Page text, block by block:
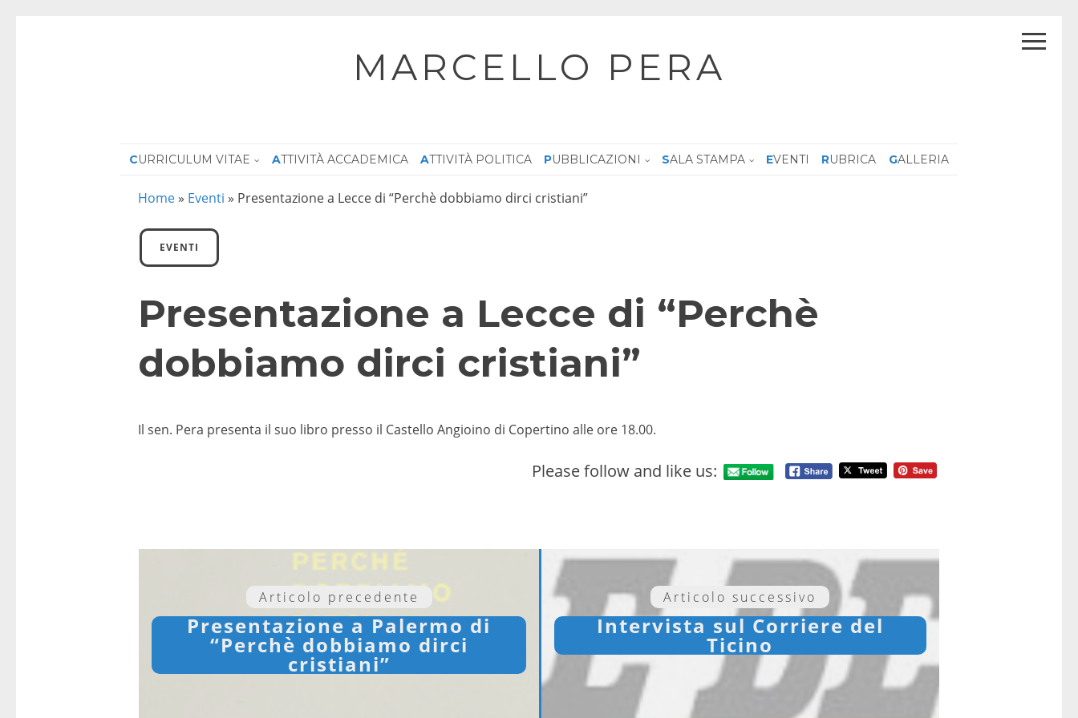
MARCELLO PERA
CURRICULUM VITAE ATTIVITÀ ACCADEMICA ATTIVITÀ POLITICA PUBBLICAZIONI SALA STAMPA EVENTI RUBRICA GALLERIA
Home » Eventi » Presentazione a Lecce di “Perchè dobbiamo dirci cristiani”
EVENTI
Presentazione a Lecce di “Perchè
dobbiamo dirci cristiani”
Il sen. Pera presenta il suo libro presso il Castello Angioino di Copertino alle ore 18.00.
Please follow and like us:
Articolo precedente
Presentazione a Palermo di
“Perchè dobbiamo dirci
cristiani”
Articolo successivo
Intervista sul Corriere del
Ticino